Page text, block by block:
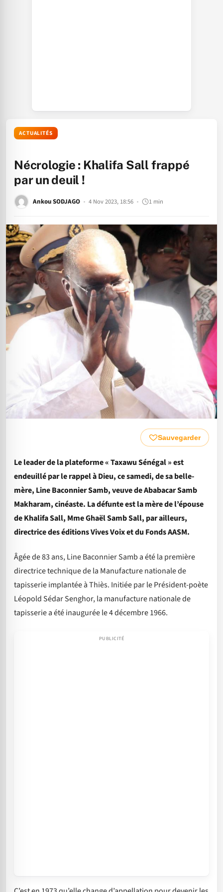
ACTUALITÉS
Nécrologie : Khalifa Sall frappé
par un deuil !
Ankou SODJAGO 4 Nov 2023, 18:56 1 min
Sauvegarder
Le leader de la plateforme « Taxawu Sénégal » est
endeuillé par le rappel à Dieu, ce samedi, de sa belle-
mère, Line Baconnier Samb, veuve de Ababacar Samb
Makharam, cinéaste. La défunte est la mère de l’épouse
de Khalifa Sall, Mme Ghaël Samb Sall, par ailleurs,
directrice des éditions Vives Voix et du Fonds AASM.
Âgée de 83 ans, Line Baconnier Samb a été la première
directrice technique de la Manufacture nationale de
tapisserie implantée à Thiès. Initiée par le Président-poète
Léopold Sédar Senghor, la manufacture nationale de
tapisserie a été inaugurée le 4 décembre 1966.